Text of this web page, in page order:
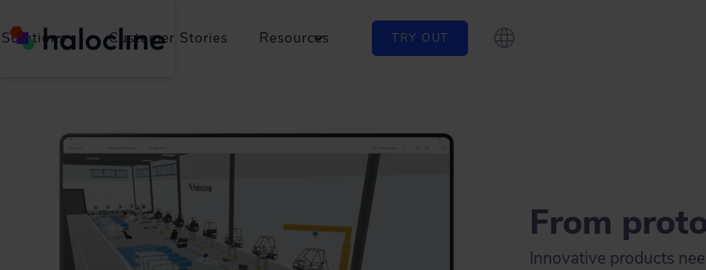
Solutions Customer Stories Resources TRY OUT
From
Innovative products